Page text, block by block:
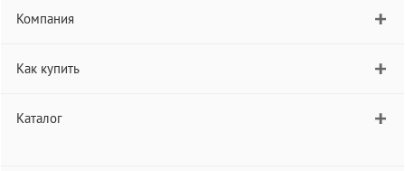
Компания
Как купить
Каталог